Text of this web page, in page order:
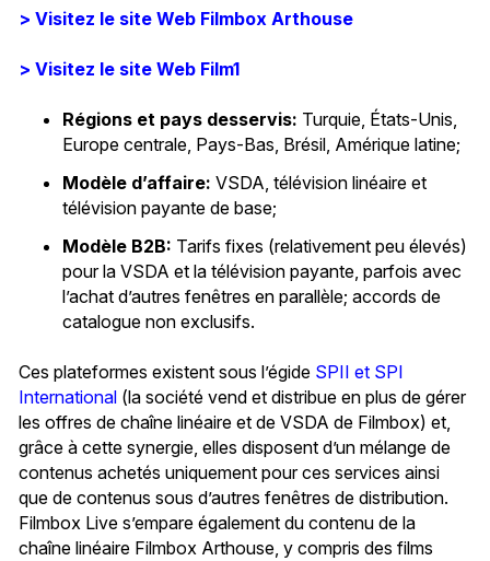
> Visitez le site Web Filmbox Arthouse
> Visitez le site Web Film1
Régions et pays desservis: Turquie, États-Unis,
Europe centrale, Pays-Bas, Brésil, Amérique latine;
Modèle d’affaire: VSDA, télévision linéaire et
télévision payante de base;
Modèle B2B: Tarifs fixes (relativement peu élevés)
pour la VSDA et la télévision payante, parfois avec
l’achat d’autres fenêtres en parallèle; accords de
catalogue non exclusifs.
Ces plateformes existent sous l’égide SPII et SPI
International (la société vend et distribue en plus de gérer
les offres de chaîne linéaire et de VSDA de Filmbox) et,
grâce à cette synergie, elles disposent d’un mélange de
contenus achetés uniquement pour ces services ainsi
que de contenus sous d’autres fenêtres de distribution.
Filmbox Live s’empare également du contenu de la
chaîne linéaire Filmbox Arthouse, y compris des films